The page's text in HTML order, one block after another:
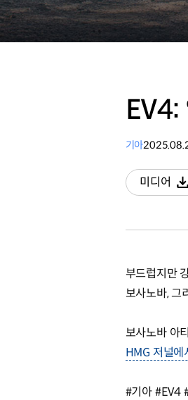
EV4:
기아
미디어
다
부드럽지만
보사노바, 그
보사노바 아
HMG 저널에
#기아 #EV4